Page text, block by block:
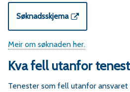
Søknadsskjema
Meir om søknaden her.
Kva fell utanfor
Tenester som fell utanfor